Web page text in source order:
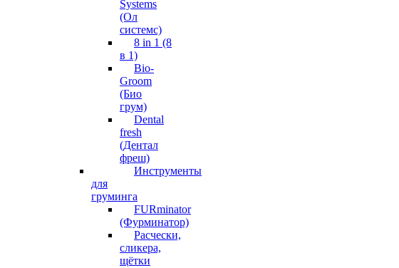
Systems
(Ол
системс)
8 in 1 (8
в 1)
Bio-
Groom
(Био
грум)
Dental
fresh
(Дентал
фреш)
Инструменты
для
груминга
FURminator
(Фурминатор)
Расчески,
сликера,
щётки